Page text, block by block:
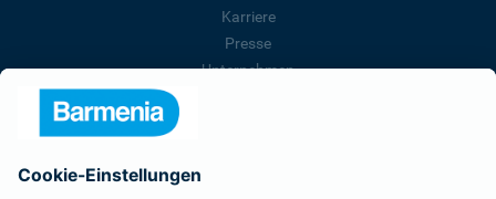
Karriere
Presse
Unternehmen
Affiliate-Partner werden